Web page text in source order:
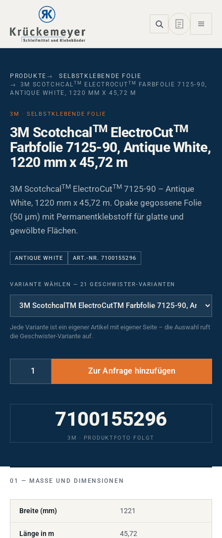
Skip to main navigation
Skip to main content
Skip to page footer
PRODUKTE
SELBSTKLEBENDE FOLIE
3M SCOTCHCAL TM ELECTROCUT TM
FARBFOLIE 7125-90,
ANTIQUE WHITE, 1220 MM X 45,72 M
3M · SELBSTKLEBENDE FOLIE
3M ScotchcalTMElectroCutTM
Farbfolie 7125-90, Antique White,
1220 mm x 45,72 m
3M Scotchcal TM ElectroCutTM 7125-90 – Antique
White, 1220 mm x 45,72 m. Opake gegossene Folie
(50 µm) mit Permanentklebstoff für glatte und
gewölbte Flächen.
ANTIQUE WHITE ART.-NR. 7100155296
VARIANTE WÄHLEN — 21 GESCHWISTER-VARIANTEN
Jede Variante ist ein eigener Artikel mit eigener Seite – die Auswahl ruft
die Geschwister-Variante auf.
7100155296
3M · PRODUKTFOTO FOLGT
MASSE UND DIMENSIONEN
Breite (mm) 1221
Länge in m 45,72